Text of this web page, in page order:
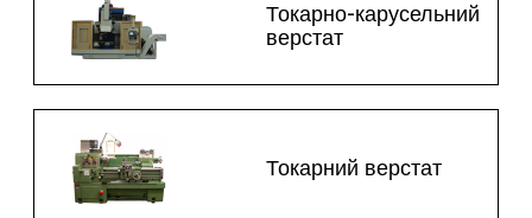
Токарно-карусельний
верстат
Токарний верстат